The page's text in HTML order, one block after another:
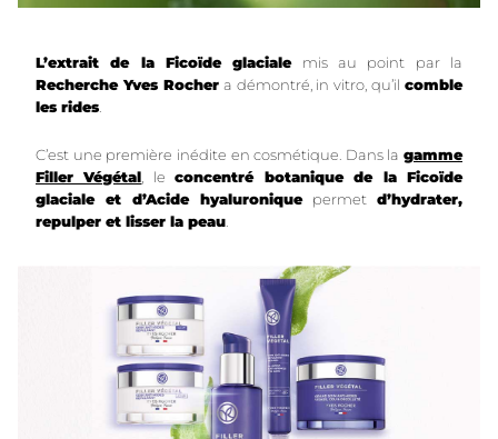
L’extrait de la Ficoïde glacialemis au point par la
Recherche Yves Rochera démontré, in vitro, qu’il comble
les rides
C’est une première inédite en cosmétique. Dans la gamme
Filler Végétal , leconcentré botanique de la Ficoïde
glaciale et d’Acide hyaluroniquepermet d’hydrater,
repulper et lisser la peau